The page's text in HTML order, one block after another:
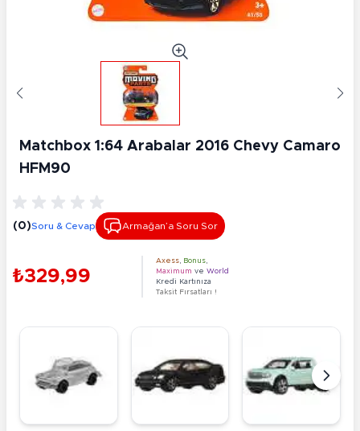
Matchbox 1:64 Arabalar 2016 Chevy Camaro
HFM90
(0)Soru & Cevap Armağan’a Soru Sor
₺329,99
Axess Bonus
Maximum ve World
Kredi Kartınıza
Taksit Fırsatları !